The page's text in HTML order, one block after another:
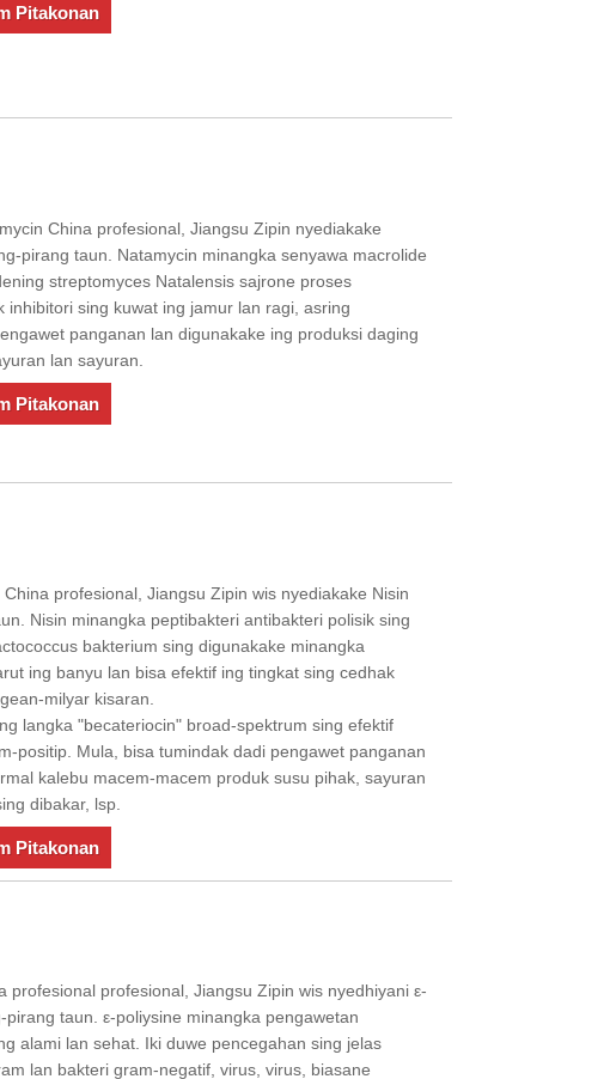
Pitakonan
China profesional, Jiangsu Zipin nyediakake
pirang taun. Natamycin minangka senyawa macrolide
streptomyces Natalensis sajrone proses
inhibitori sing kuwat ing jamur lan ragi, asring
panganan lan digunakake ing produksi daging
lan sayuran.
Pitakonan
profesional, Jiangsu Zipin wis nyediakake Nisin
Nisin minangka peptibakteri antibakteri polisik sing
bakterium sing digunakake minangka
ing banyu lan bisa efektif ing tingkat sing cedhak
milyar kisaran.
langka "becateriocin" broad-spektrum sing efektif
positip. Mula, bisa tumindak dadi pengawet panganan
kalebu macem-macem produk susu pihak, sayuran
dibakar, lsp.
Pitakonan
profesional profesional, Jiangsu Zipin wis nyedhiyani ε-
taun. ε-poliysine minangka pengawetan
alami lan sehat. Iki duwe pencegahan sing jelas
lan bakteri gram-negatif, virus, virus, biasane